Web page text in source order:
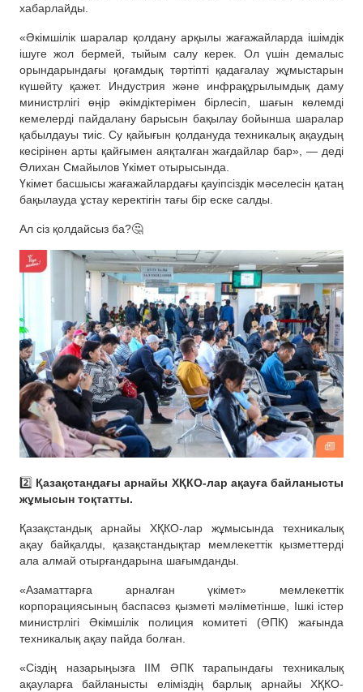
хабарлайды.
«Әкімшілік шаралар қолдану арқылы жағажайларда ішімдік
ішуге жол бермей, тыйым салу керек. Ол үшін демалыс
орындарындағы қоғамдық тәртіпті қадағалау жұмыстарын
күшейту қажет. Индустрия және инфрақұрылымдық даму
министрлігі өңір әкімдіктерімен бірлесіп, шағын көлемді
кемелерді пайдалану барысын бақылау бойынша шаралар
қабылдауы тиіс. Су қайығын қолдануда техникалық ақаудың
кесірінен арты қайғымен аяқталған жағдайлар бар», — деді
Әлихан Смайылов Үкімет отырысында.
Үкімет басшысы жағажайлардағы қауіпсіздік мәселесін қатаң
бақылауда ұстау керектігін тағы бір еске салды.
Ал сіз қолдайсыз ба?🤔
2️⃣ Қазақстандағы арнайы ХҚКО-лар ақауға байланысты
жұмысын тоқтатты.
Қазақстандық арнайы ХҚКО-лар жұмысында техникалық
ақау байқалды, қазақстандықтар мемлекеттік қызметтерді
ала алмай отырғандарына шағымданды.
«Азаматтарға арналған үкімет» мемлекеттік
корпорациясының баспасөз қызметі мәліметінше, Ішкі істер
министрлігі Әкімшілік полиция комитеті (ӘПК) жағында
техникалық ақау пайда болған.
«Сіздің назарыңызға ІІМ ӘПК тарапындағы техникалық
ақауларға байланысты еліміздің барлық арнайы ХҚКО-